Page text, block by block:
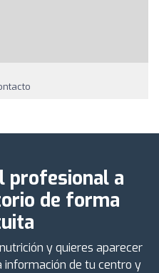
profesional a
de forma
y quieres aparecer
información de tu centro y